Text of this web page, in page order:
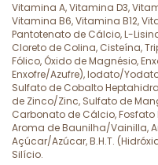
Vitamina A, Vitamina D3,
Vitamina B6, Vitamina B12,
Pantotenato de Cálcio, L-
Cloreto de Colina, Cisteína,
Fólico, Óxido de Magnésio,
Enxofre/Azufre), Iodato/
Sulfato de Cobalto
de Zinco/Zinc, Sulfato de
Carbonato de Cálcio,
Aroma de Baunilha/Vainilla,
Açúcar/Azúcar, B.H.T.
Silício.